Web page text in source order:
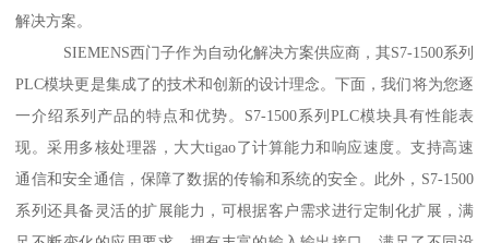
解决方案。
SIEMENS西门子作为自动化解决方案供应商，其S7-1500系列
PLC模块更是集成了的技术和创新的设计理念。下面，我们将为您逐
一介绍系列产品的特点和优势。S7-1500系列PLC模块具有性能表
现。采用多核处理器，大大tigao了计算能力和响应速度。支持高速
通信和安全通信，保障了数据的传输和系统的安全。此外，S7-1500
系列还具备灵活的扩展能力，可根据客户需求进行定制化扩展，满